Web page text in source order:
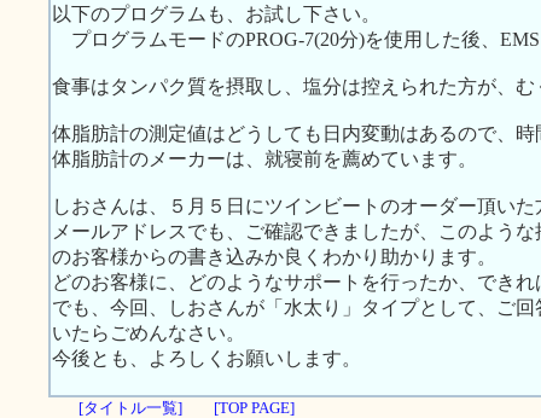
以下のプログラムも、お試し下さい。
プログラムモードのPROG-7(20分)を使用した後、
食事はタンパク質を摂取し、塩分は控えられた方が、
体脂肪計の測定値はどうしても日内変動はあるので、
体脂肪計のメーカーは、就寝前を薦めています。
しおさんは、５月５日にツインビートのオーダー頂いた
メールアドレスでも、ご確認できましたが、このよう
のお客様からの書き込みか良くわかり助かります。
どのお客様に、どのようなサポートを行ったか、でき
でも、今回、しおさんが「水太り」タイプとして、ご
いたらごめんなさい。
今後とも、よろしくお願いします。
[タイトル一覧] [TOP PAGE]